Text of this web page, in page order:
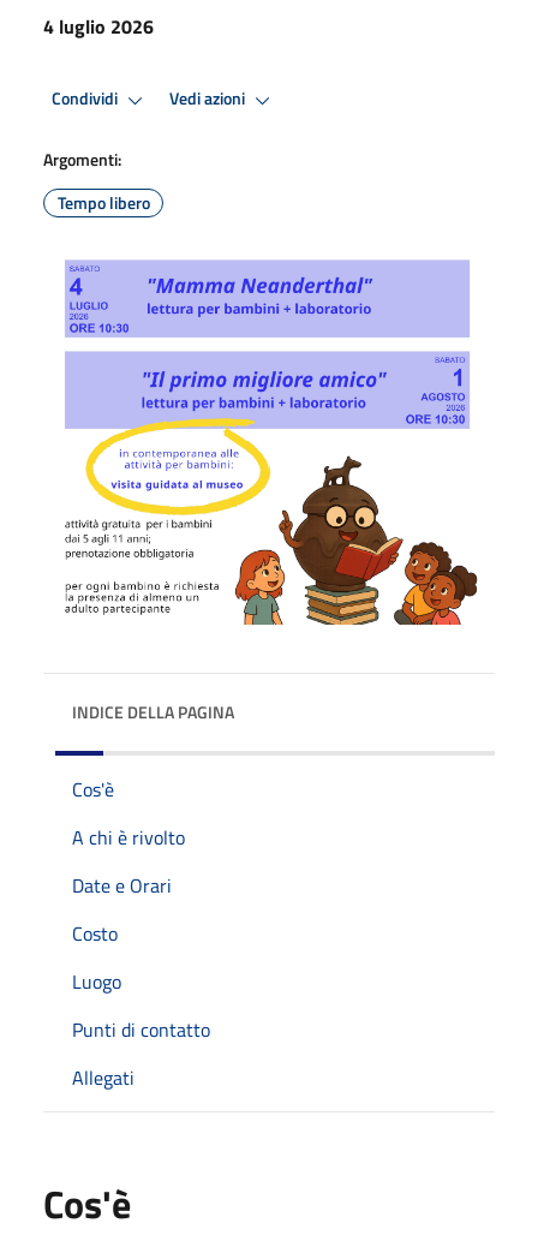
4 luglio 2026
Condividi Vedi azioni
Argomenti:
Tempo libero
INDICE DELLA PAGINA
Cos'è
A chi è rivolto
Date e Orari
Costo
Luogo
Punti di contatto
Allegati
Cos'è